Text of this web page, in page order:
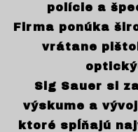
polície a
Firma ponúka
vrátane
Sig Sauer si
výskume a
ktoré spĺňajú